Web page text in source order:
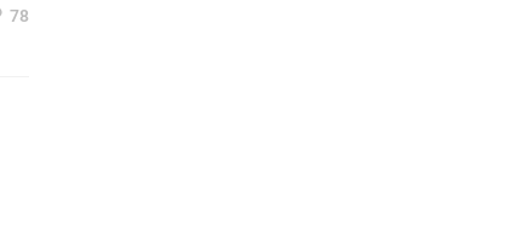
78